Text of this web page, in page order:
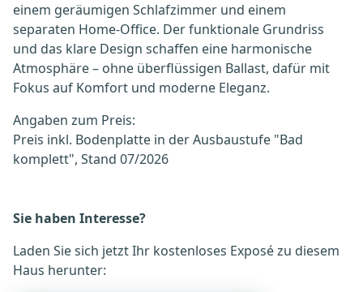
einem geräumigen Schlafzimmer und einem
separaten Home-Office. Der funktionale Grundriss
und das klare Design schaffen eine harmonische
Atmosphäre – ohne überflüssigen Ballast, dafür mit
Fokus auf Komfort und moderne Eleganz.
Angaben zum Preis:
Preis inkl. Bodenplatte in der Ausbaustufe "Bad
komplett", Stand 07/2026
Sie haben Interesse?
Laden Sie sich jetzt Ihr kostenloses Exposé zu diesem
Haus herunter: